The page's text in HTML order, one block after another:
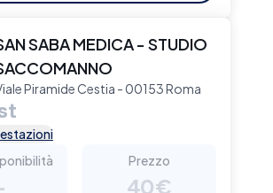
SABA MEDICA - STUDIO
Piramide Cestia - 00153 Roma
Prezzo
40€